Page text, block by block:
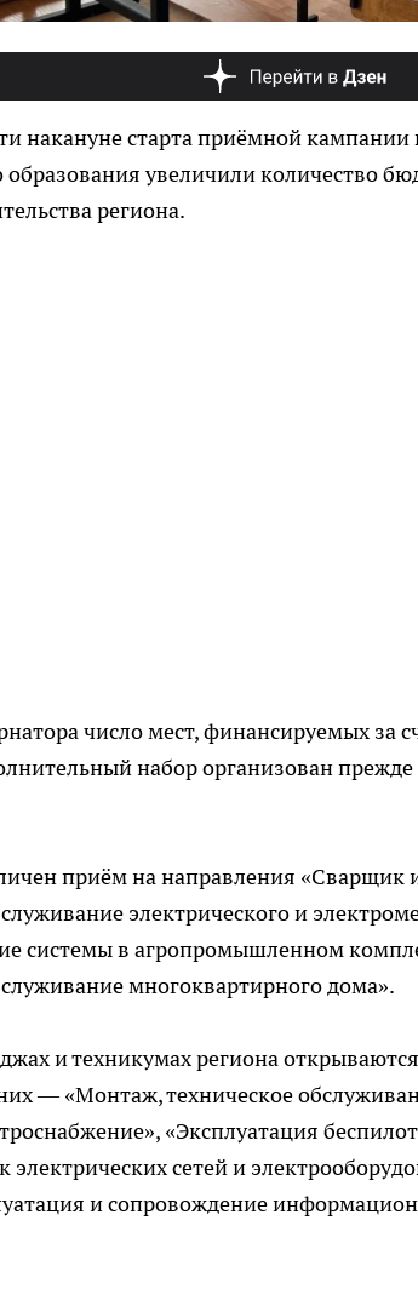
накануне старта приёмной кампании
образования увеличили количество
региона.
число мест, финансируемых за
набор организован
приём на направления «Сварщик
электрического и
системы в агропромышленном
многоквартирного дома».
и техникумах региона
— «Монтаж, техническое
«Эксплуатация
сетей и
и сопровождение